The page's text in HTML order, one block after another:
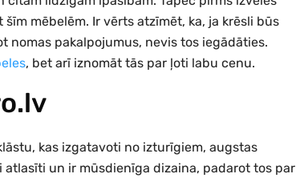
mēbelēm. Ir vērts atzīmēt, ka, ja krēsli būs
nomas pakalpojumus, nevis tos iegādāties.
, bet arī iznomāt tās par ļoti labu cenu.
kas izgatavoti no izturīgiem, augstas
un ir mūsdienīga dizaina, padarot tos par